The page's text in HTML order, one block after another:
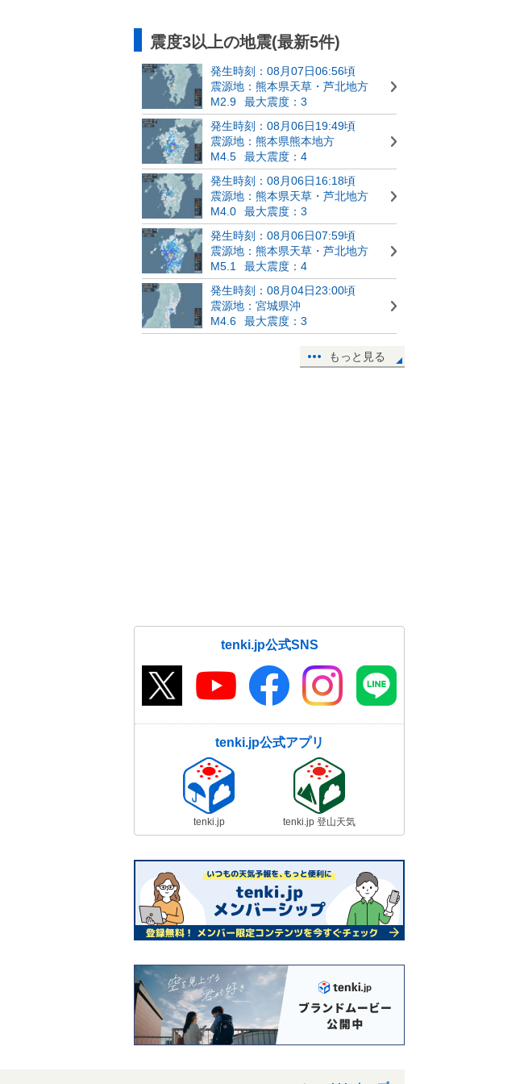
震度3以上の地震(最新5件)
発生時刻：08月07日06:56頃
震源地：熊本県天草・芦北地方
M2.9
最大震度：3
発生時刻：08月06日19:49頃
震源地：熊本県熊本地方
M4.5
最大震度：4
発生時刻：08月06日16:18頃
震源地：熊本県天草・芦北地方
M4.0
最大震度：3
発生時刻：08月06日07:59頃
震源地：熊本県天草・芦北地方
M5.1
最大震度：4
発生時刻：08月04日23:00頃
震源地：宮城県沖
M4.6
最大震度：3
もっと見る
tenki.jp公式SNS
tenki.jp公式アプリ
tenki.jp tenki.jp 登山天気